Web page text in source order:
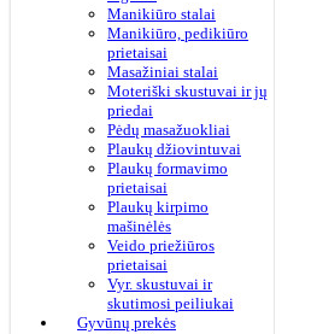
Manikiūro stalai
Manikiūro, pedikiūro
prietaisai
Masažiniai stalai
Moteriški skustuvai ir jų
priedai
Pėdų masažuokliai
Plaukų džiovintuvai
Plaukų formavimo
prietaisai
Plaukų kirpimo
mašinėlės
Veido priežiūros
prietaisai
Vyr. skustuvai ir
skutimosi peiliukai
Gyvūnų prekės